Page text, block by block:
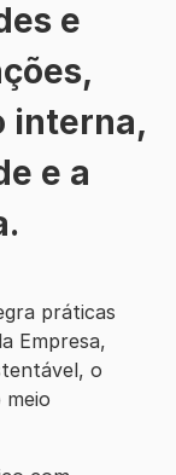
e
interna,
e a
práticas
Empresa,
o